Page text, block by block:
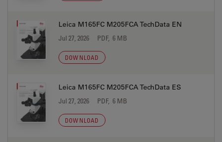
Leica M165FC M205FCA TechData EN
Jul 27, 2026 PDF, 6 MB
DOWNLOAD
Leica M165FC M205FCA TechData ES
Jul 27, 2026 PDF, 6 MB
DOWNLOAD